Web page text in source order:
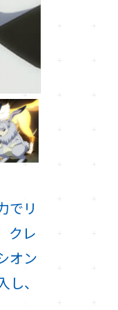
でリ
クレ
オン
、